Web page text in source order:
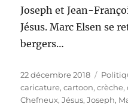
Joseph et Jean-
Jésus. Marc Elsen se
bergers…
Publié
le
22 décembre 2018
caricature,cartoon,crèche,
Chefneux,Jésus,Joseph,